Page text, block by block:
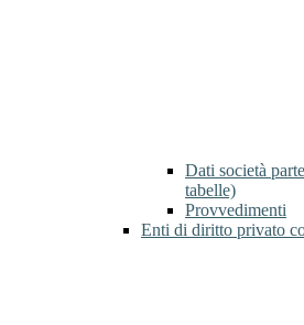
Dati società
tabelle)
Provvedimenti
Enti di diritto privato